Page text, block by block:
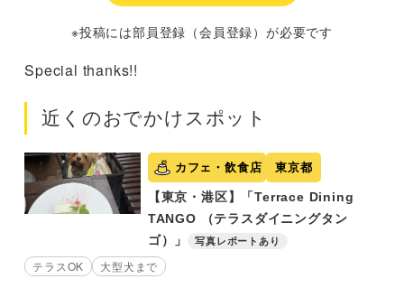
※投稿には部員登録（会員登録）が必要です
Special thanks!!
近くのおでかけスポット
カフェ・飲食店 東京都
【東京・港区】「Terrace Dining
TANGO （テラスダイニングタン
ゴ）」
写真レポートあり
テラスOK 大型犬まで